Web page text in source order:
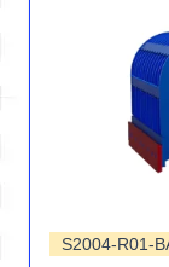
S2004-R01-